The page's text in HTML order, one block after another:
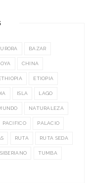
BAZAR
CHINA
ETIOPIA
ISLA LAGO
NATURALEZA
PACIFICO PALACIO
RUTA RUTA SEDA
TUMBA